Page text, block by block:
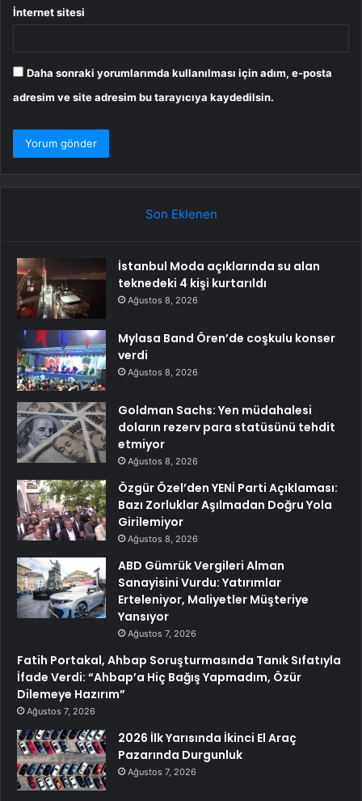
İnternet sitesi
Daha sonraki yorumlarımda kullanılması için adım, e-posta
adresim ve site adresim bu tarayıcıya kaydedilsin.
Son Eklenen
İstanbul Moda açıklarında su alan
teknedeki 4 kişi kurtarıldı
Ağustos 8, 2026
Mylasa Band Ören’de coşkulu konser
verdi
Ağustos 8, 2026
Goldman Sachs: Yen müdahalesi
doların rezerv para statüsünü tehdit
etmiyor
Ağustos 8, 2026
Özgür Özel’den YENİ Parti Açıklaması:
Bazı Zorluklar Aşılmadan Doğru Yola
Girilemiyor
Ağustos 8, 2026
ABD Gümrük Vergileri Alman
Sanayisini Vurdu: Yatırımlar
Erteleniyor, Maliyetler Müşteriye
Yansıyor
Ağustos 7, 2026
Fatih Portakal, Ahbap Soruşturmasında Tanık Sıfatıyla
İfade Verdi: “Ahbap’a Hiç Bağış Yapmadım, Özür
Dilemeye Hazırım”
Ağustos 7, 2026
2026 İlk Yarısında İkinci El Araç
Pazarında Durgunluk
Ağustos 7, 2026